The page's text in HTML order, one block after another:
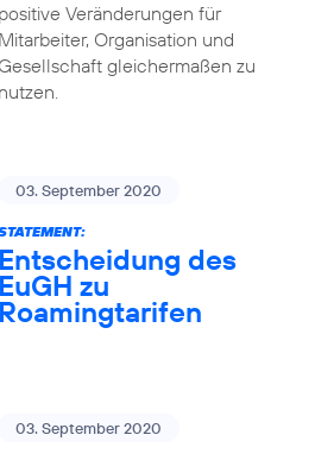
positive Veränderungen für
Mitarbeiter, Organisation und
Gesellschaft gleichermaßen zu
nutzen.
03. September 2020
Entscheidung des
EuGH zu
Roamingtarifen
03. September 2020